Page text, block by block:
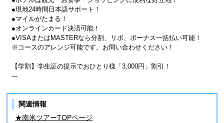
●現地24時間日本語サポート！
●マイルがたまる！
●オンラインカード決済可能！
●VISAまたはMASTERなら分割、リボ、ボーナス一括払い可能！
※コースのアレンジ可能です。お問い合わせください！
【学割】学生証の提示でおひとり様「3,000円」割引！
---
関連情報
★南米ツアーTOPページ